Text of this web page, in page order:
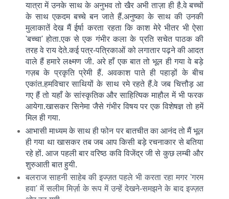
यात्रा में उनके साथ के अनुभव तो खैर अभी ताज़ा ही है.वे बच्चों
के साथ एकदम बच्चे बन जाते हैं.अनुष्का के साथ की उनकी
मुलाकातें देख मैं ईर्षा करता रहता कि काश मेरे भीतर भी ऐसा
'बच्चा' होता.एक से एक गंभीर कला के प्रति सचेत पाठक की
तरह वे राय देते.कई पत्र-पत्रिकाओं को लगातार पढ़ने की आदत
वाले हैं हमारे लक्ष्मण जी. अरे हाँ एक बात तो भूल ही गया वे बड़े
गज़ब के प्रकृति प्रेमी हैं. अवकाश पाते ही पहाड़ों के बीच
एकांत.हमविचार साथियों के साथ रमे रहते हैं.वे जब चित्तौड़ आ
गए हैं तो यहाँ के सांस्कृतिक और साहित्यिक माहौल में भी फरक
आयेगा.खासकर सिनेमा जैसे गंभीर विषय पर एक विशेषज्ञ तो हमें
मिल ही गया.
आभासी माध्यम के साथ ही फोन पर बातचीत का आनंद तो मैं भूल
ही गया था खासकर तब जब आप किसी बड़े रचनाकार से बतिया
रहे हों. आज पहली बार वरिष्ठ कवि विजेंद्र जी से कुछ लम्बी और
शुरुआती बात हुयी.
बलराज साहनी साहेब की इज्ज़त पहले भी करता रहा मगर 'गरम
हवा' में सलीम मिर्ज़ा के रूप में उन्हें देखने-समझने के बाद इज्ज़त